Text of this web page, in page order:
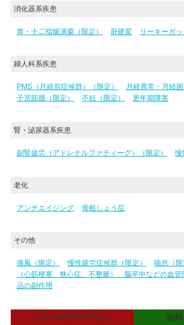
消化器系疾患
胃・十二指腸潰瘍（限定） 肝硬変 リーキーガッ
婦人科系疾患
PMS（月経前症候群）（限定） 月経異常・月経
子宮筋腫（限定）
不妊（限定） 更年期障害
腎・泌尿器系疾患
副腎疲労（アドレナルファティーグ）（限定） 慢
老化
アンチエイジング 骨粗しょう症
その他
痛風（限定） 慢性疲労症候群（限定） 喘息（限
（心筋梗塞、狭心症、不整脈）、脳卒中などの血管
品の副作用
パレオのプログラム 無